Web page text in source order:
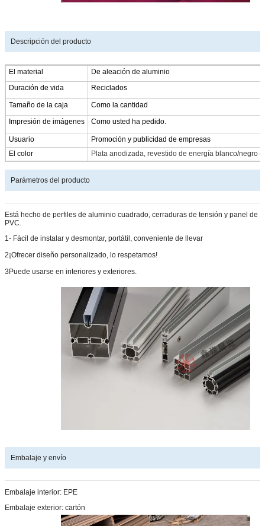
Descripción del producto
El material
De aleación de aluminio
Duración de vida
Reciclados
Tamaño de la caja
Como la cantidad
Impresión de imágenes
Como usted ha pedido.
Usuario
Promoción y publicidad de empresas
El color
Plata anodizada, revestido de energía blanco/negro
Parámetros del producto
Está hecho de perfiles de aluminio cuadrado, cerraduras de tensión y panel de
PVC.
1- Fácil de instalar y desmontar, portátil, conveniente de llevar
2¡Ofrecer diseño personalizado, lo respetamos!
3Puede usarse en interiores y exteriores.
Embalaje y envío
Embalaje interior: EPE
Embalaje exterior: cartón